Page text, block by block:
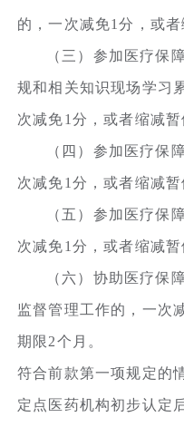
的，一次减免1分，或
（三）参加医疗保
规和相关知识现场学习
次减免1分，或者缩减暂
（四）参加医疗保
次减免1分，或者缩减暂
（五）参加医疗保
次减免1分，或者缩减暂
（六）协助医疗保
监督管理工作的，一次
期限2个月。
符合前款第一项规定的
定点医药机构初步认定